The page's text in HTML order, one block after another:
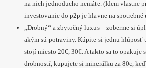
na nich jednoducho nemáte. (Idem vlastne
investovanie do p2p je hlavne na spotrebné
„Drobný“ a zbytočný luxus – zoberme si
akým sú potraviny. Kúpite si jednu hlúposť
stojí miesto 20€, 30€. A takto sa to opakuje
drobností, kupujete si minerálku za 80c,